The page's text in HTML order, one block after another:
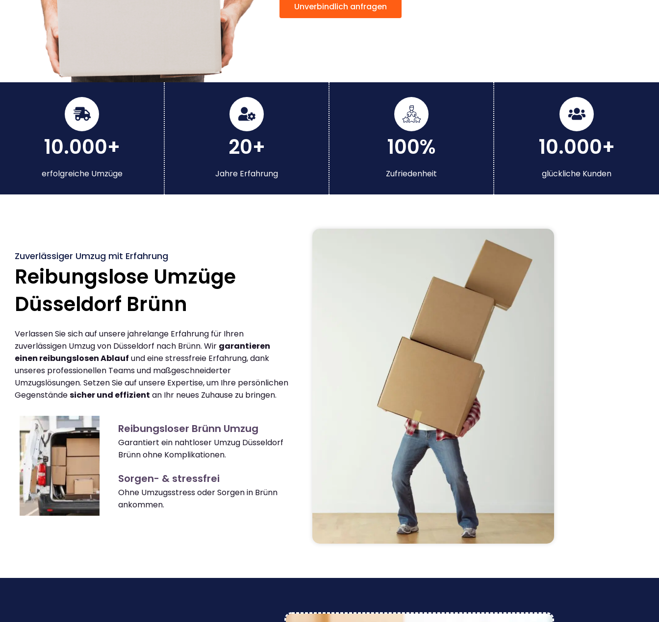
Unverbindlich anfragen
10.000+
erfolgreiche Umzüge
20+
Jahre Erfahrung
100%
Zufriedenheit
10.000+
glückliche Kunden
Zuverlässiger Umzug mit Erfahrung
Reibungslose Umzüge
Düsseldorf Brünn
Verlassen Sie sich auf unsere jahrelange Erfahrung für Ihren
zuverlässigen Umzug von Düsseldorf nach Brünn. Wir garantieren
einen reibungslosen Ablauf und eine stressfreie Erfahrung, dank
unseres professionellen Teams und maßgeschneiderter
Umzugslösungen. Setzen Sie auf unsere Expertise, um Ihre persönlichen
Gegenständesicher und effizient an Ihr neues Zuhause zu bringen.
Reibungsloser Brünn Umzug
Garantiert ein nahtloser Umzug Düsseldorf
Brünn ohne Komplikationen.
Sorgen- & stressfrei
Ohne Umzugsstress oder Sorgen in Brünn
ankommen.